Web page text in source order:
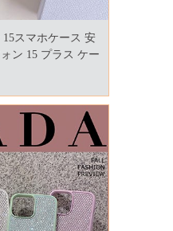
15スマホケース 安
ン 15 プラス ケー
ォン 15 プロ ケー
キラキラ プラダ
max 販売店 シンプ